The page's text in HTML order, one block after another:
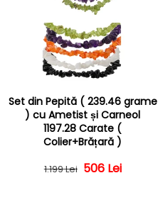
Set din Pepită ( 239.46 grame
) cu Ametist și Carneol
1197.28 Carate (
Colier+Brățară )
Preț obișnuit
1.199 Lei Preț redus
506 Lei